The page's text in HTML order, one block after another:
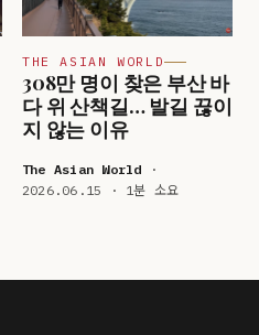
THE ASIAN WORLD
308만 명이 찾은 부산 바
다 위 산책길… 발길 끊이
지 않는 이유
The Asian World ·
2026.06.15 · 1분 소요